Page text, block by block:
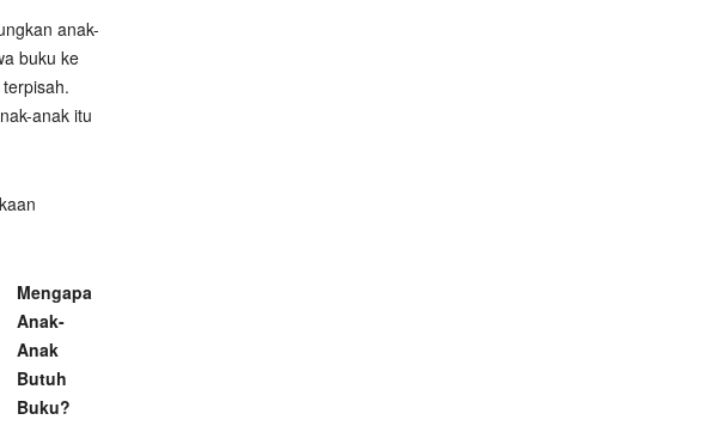
anak-
buku ke
anak itu
Mengapa
Anak-
Anak
Butuh
Buku?